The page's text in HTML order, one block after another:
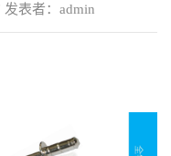
发表者：admin